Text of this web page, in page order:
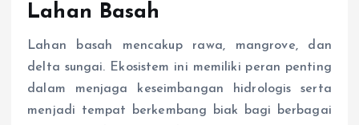
Lahan Basah
Lahan basah mencakup rawa, mangrove, dan
delta sungai. Ekosistem ini memiliki peran penting
dalam menjaga keseimbangan hidrologis serta
menjadi tempat berkembang biak bagi berbagai